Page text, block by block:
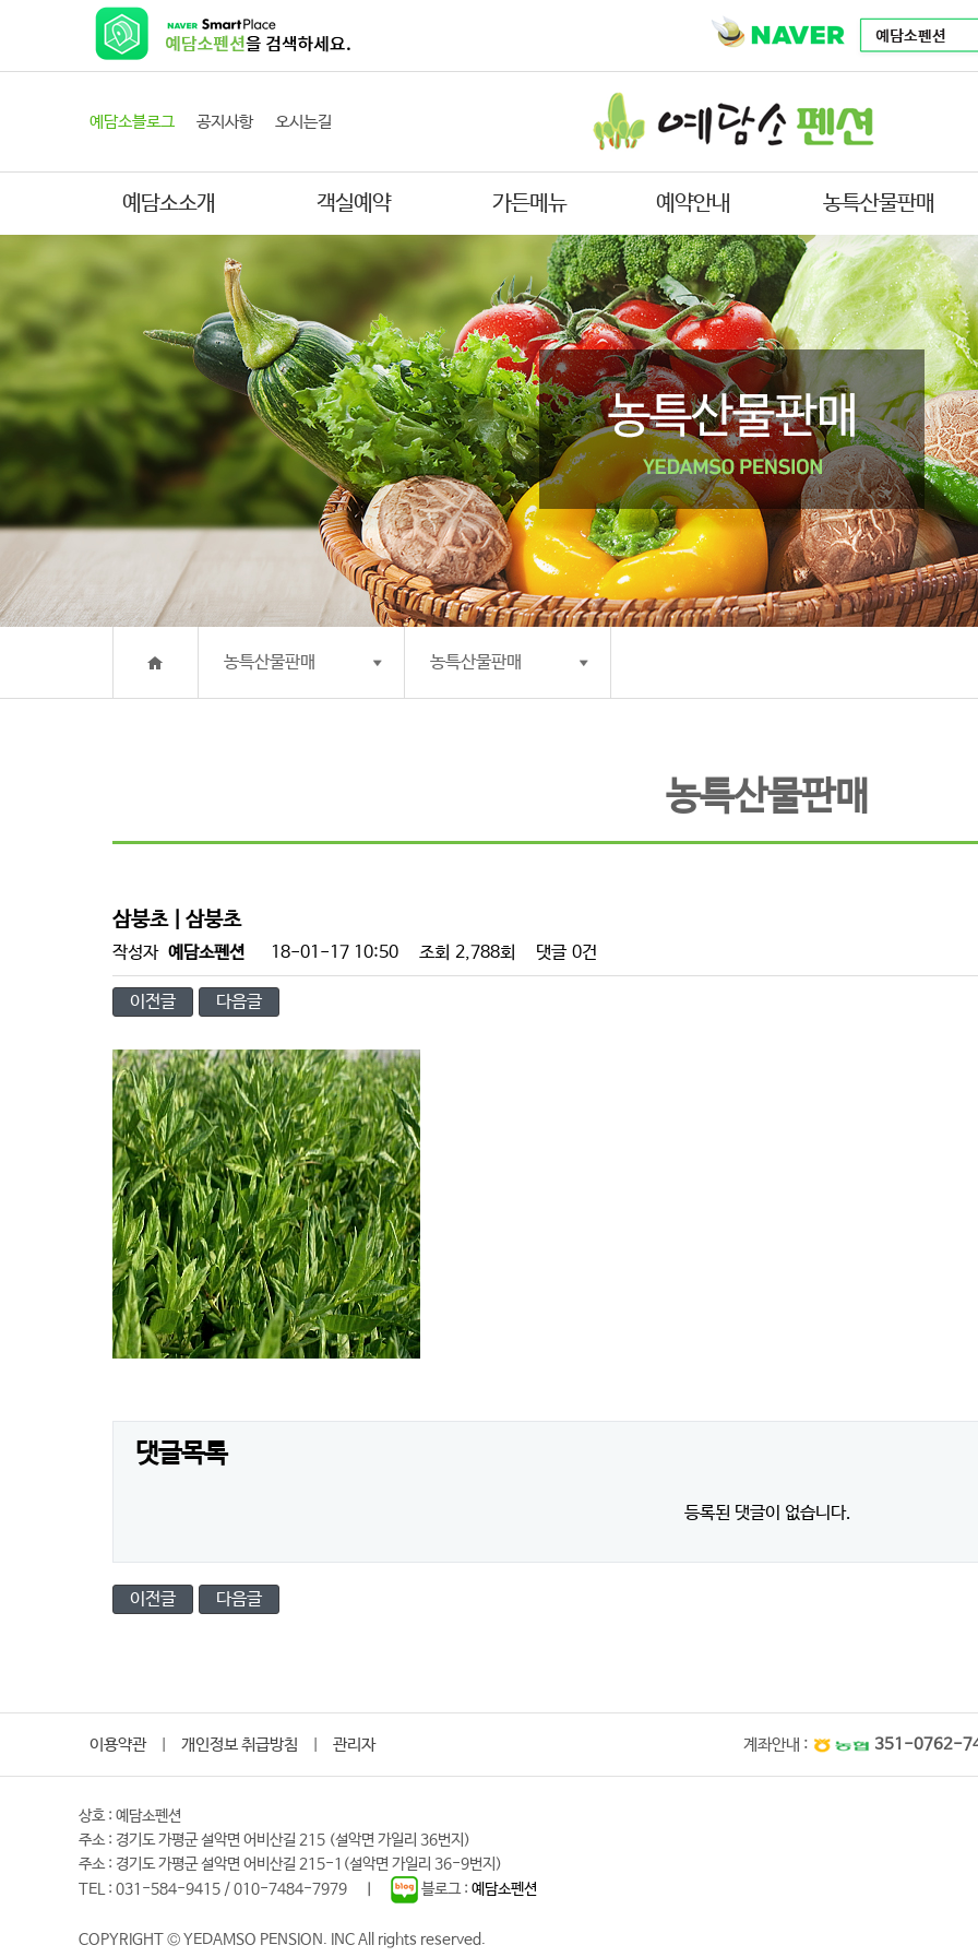
예담소블로그 공지사항 오시는길
예담소소개 객실예약 가든메뉴 예약안내 농특산물판매
농특산물판매 농특산물판매
농특산물판매
삼붕초 | 삼붕초
작성자 예담소펜션 18-01-17 10:50 조회 2,788회 댓글 0건
이전글 다음글
댓글목록
등록된 댓글이 없습니다.
이전글 다음글
이용약관 개인정보 취급방침 관리자 계좌안내 : 351-0762-
상호 : 예담소펜션
주소 : 경기도 가평군 설악면 어비산길 215 (설악면 가일리 36번지)
주소 : 경기도 가평군 설악면 어비산길 215-1(설악면 가일리 36-9번지)
TEL : 031-584-9415 / 010-7484-7979 ㅣ
블로그 : 예담소펜션
COPYRIGHT © YEDAMSO PENSION. INC All rights reserved.